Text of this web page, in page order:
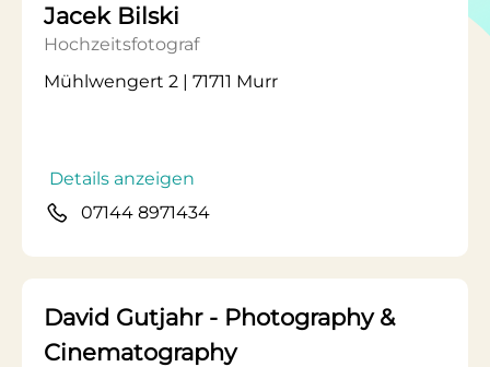
Jacek Bilski
Hochzeitsfotograf
Mühlwengert 2 | 71711 Murr
Details anzeigen
07144 8971434
David Gutjahr - Photography &
Cinematography